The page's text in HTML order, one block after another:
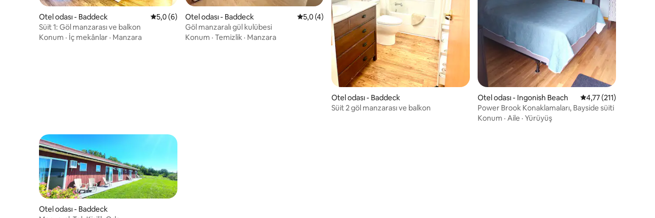
Otel odası - Baddeck 5 üzerinden ortalama 5,0 puan, 6 değerlendirme
5,0 (6)
Süit 1: Göl manzarası ve balkon
Konum · İç mekânlar · Manzara
Otel odası - Baddeck 5 üzerinden ortalama 5,0 puan, 4 değerlendirme
5,0 (4)
Göl manzaralı gül kulübesi
Konum · Temizlik · Manzara
Otel odası - Baddeck
Süit 2 göl manzarası ve balkon
Otel odası - Ingonish Beach 5 üzerinden ortalama
4,77 (211)
Power Brook Konaklamaları, Bayside süiti
Konum · Aile · Yürüyüş
Otel odası - Baddeck